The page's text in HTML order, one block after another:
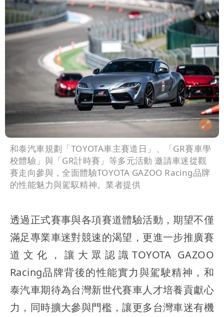
和泰汽車規劃「TOYOTA車主賽道日」、「GR賽車學
校體驗」與「GR計時賽」等多元活動 邀請車迷從觀
賽走向參與，全面體驗TOYOTA GAZOO Racing品牌
的性能魅力與駕馭精神。業者提供
透過正式賽事與各項賽道體驗活動，期望不僅
滿足專業車迷對競速的渴望，更進一步推廣賽
道文化，讓大眾認識TOYOTA GAZOO
Racing品牌背後的性能實力與駕駛精神，和
泰汽車期待為台灣新世代賽車人才培養貢獻心
力，同時擴大參與門檻，讓更多台灣車迷有機